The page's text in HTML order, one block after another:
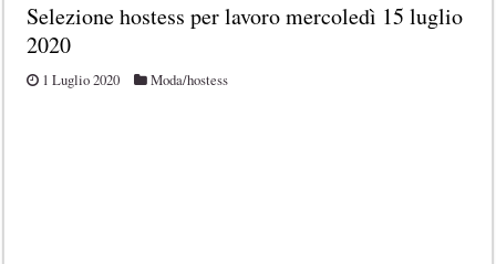
Selezione hostess per lavoro mercoledì 15 luglio
2020
1 Luglio 2020 Moda/hostess